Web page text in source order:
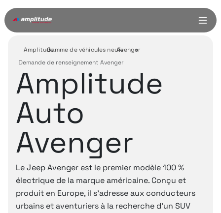
Amplitude
›
Gamme de véhicules neufs
›
Avenger
›
Demande de renseignement Avenger
Amplitude
Auto
Avenger
Le Jeep Avenger est le premier modèle 100 %
électrique de la marque américaine. Conçu et
produit en Europe, il s’adresse aux conducteurs
urbains et aventuriers à la recherche d’un SUV